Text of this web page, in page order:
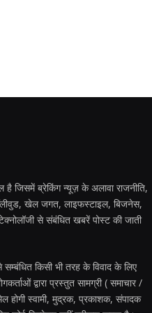
है जिसमें ब्रेकिंग न्यूज़ के अलावा राजनीति,
खेल जगत, लाइफस्टाइल, बिजनेस,
से संबंधित खबरें पोस्ट की जाती
किसी भी तरह के विवाद के लिए
द्वारा प्रस्तुत सामग्री ( समाचार /
होगी स्वामी, मुद्रक, प्रकाशक, संपादक